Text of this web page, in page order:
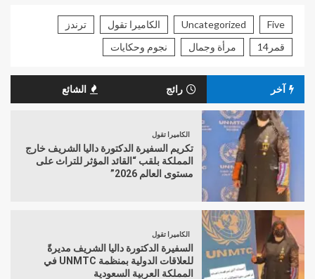
Five
Uncategorized الكاميرا تقول
ترندز
قمر14
مرأة وجمال نجوم وحكايات
آخر رائج الشائع
الكاميرا تقول
تكريم السفيرة الدكتورة داليا الشريف خارج
المملكة بلقب “القائد المؤثر للتراث على
مستوى العالم 2026”
الكاميرا تقول
السفيرة الدكتورة داليا الشريف مديرةً
للعلاقات الدولية بمنظمة UNMTC في
المملكة العربية السعودية